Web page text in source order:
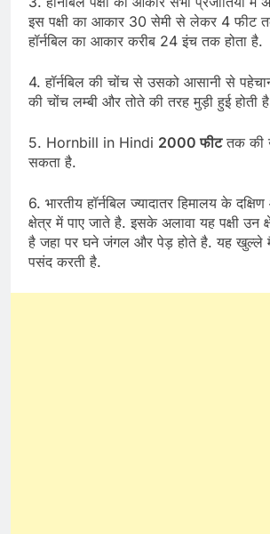
इस पक्षी का आकार 30 सेमी से लेकर 4 फीट
हॉर्नबिल का आकार करीब 24 इंच तक होता है.
4. हॉर्नबिल की चोंच से उसको आसानी से
की चोंच लम्बी और तोते की तरह मुड़ी हुई होती
5. Hornbill in Hindi 2000 फीटतक की
सकता है.
6. भारतीय हॉर्नबिल ज्यादातर हिमालय के
क्षेत्र में पाए जाते है. इसके अलावा यह पक्षी उन
है जहा पर घने जंगल और पेड़ होते है. यह खुल्ले
पसंद करती है.